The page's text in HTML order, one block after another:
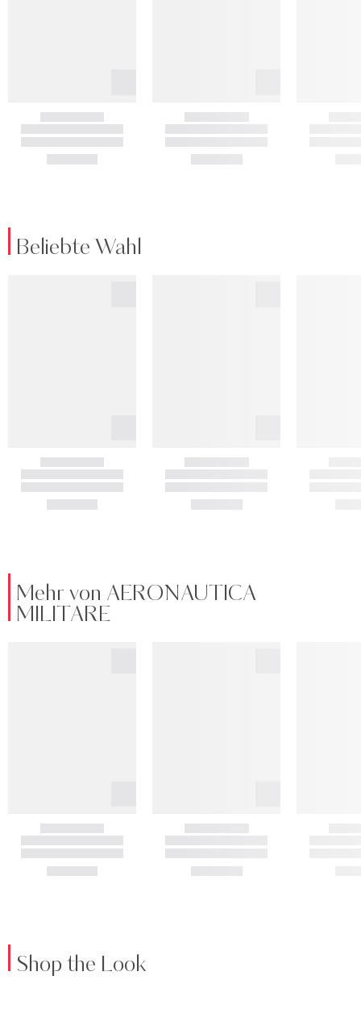
Beliebte Wahl
Mehr von AERONAUTICA
MILITARE
Shop the Look